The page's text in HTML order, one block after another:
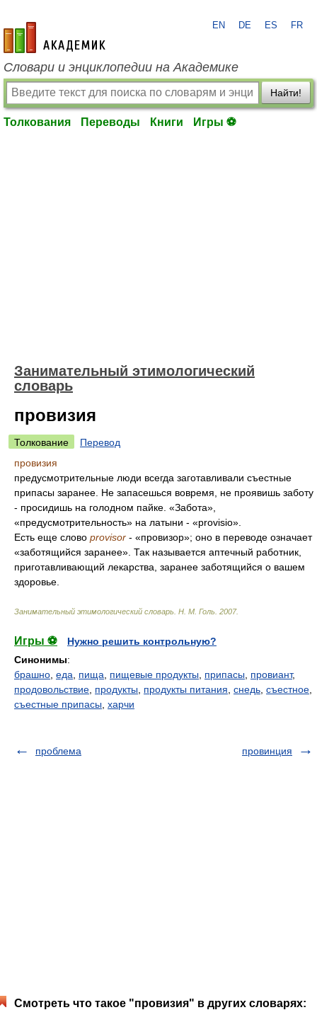
academic.ru
EN DE ES FR
Словари и энциклопедии на Академике
Найти!
Толкования Переводы Книги Игры ⚽
Занимательный этимологический
словарь
провизия
Толкование
Перевод
провизия
предусмотрительные люди всегда заготавливали съестные
припасы заранее. Не запасешься вовремя, не проявишь заботу
- просидишь на голодном пайке. «Забота»,
«предусмотрительность» на латыни - «provisio».
Есть еще слово provisor - «провизор»; оно в переводе означает
«заботящийся заранее». Так называется аптечный работник,
приготавливающий лекарства, заранее заботящийся о вашем
здоровье.
Занимательный этимологический словарь Н. М. Голь 2007.
Игры ⚽
Нужно решить контрольную?
Синонимы:
брашно еда пища пищевые продукты припасы провиант,
продовольствие продукты продукты питания снедь съестное
съестные припасы харчи
проблема провинция
Смотреть что такое "провизия" в других словарях: